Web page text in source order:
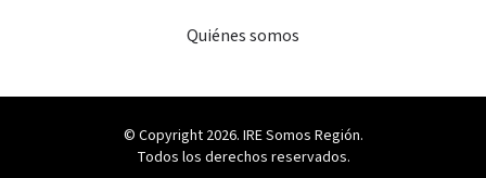
Quiénes somos
© Copyright 2026. IRE Somos Región.
Todos los derechos reservados.